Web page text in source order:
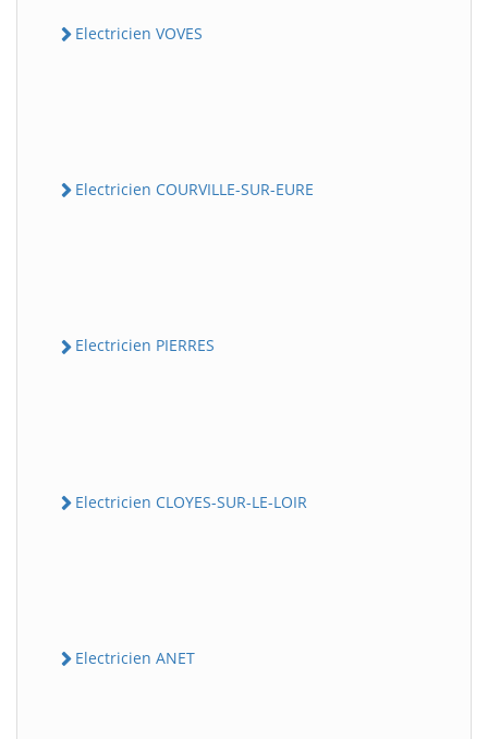
Electricien VOVES
Electricien COURVILLE-SUR-EURE
Electricien PIERRES
Electricien CLOYES-SUR-LE-LOIR
Electricien ANET